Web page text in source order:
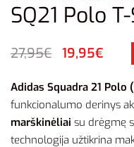
SQ21 Polo
27,95€ 19,95€
Adidas Squadra 21 Polo
funkcionalumo derinys
marškinėliai su drėgmę
technologija užtikrina